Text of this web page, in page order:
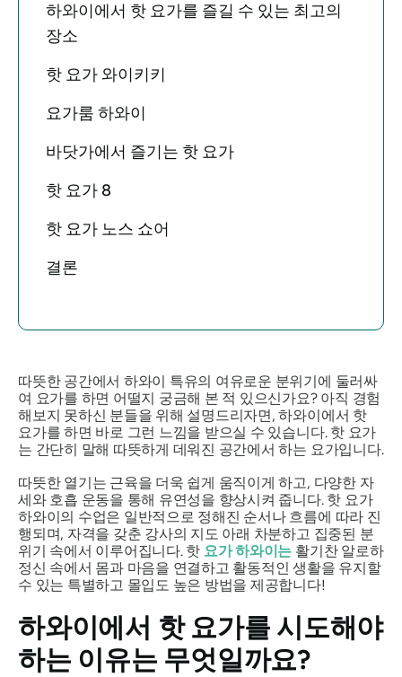
하와이에서 핫 요가를 즐길 수 있는 최고의
장소
핫 요가 와이키키
요가룸 하와이
바닷가에서 즐기는 핫 요가
핫 요가 8
핫 요가 노스 쇼어
결론
따뜻한 공간에서 하와이 특유의 여유로운 분위기에 둘러싸
여 요가를 하면 어떨지 궁금해 본 적 있으신가요? 아직 경험
해보지 못하신 분들을 위해 설명드리자면, 하와이에서 핫
요가를 하면 바로 그런 느낌을 받으실 수 있습니다. 핫 요가
는 간단히 말해 따뜻하게 데워진 공간에서 하는 요가입니다.
따뜻한 열기는 근육을 더욱 쉽게 움직이게 하고, 다양한 자
세와 호흡 운동을 통해 유연성을 향상시켜 줍니다. 핫 요가
하와이의 수업은 일반적으로 정해진 순서나 흐름에 따라 진
행되며, 자격을 갖춘 강사의 지도 아래 차분하고 집중된 분
위기 속에서 이루어집니다. 핫 요가 하와이는 활기찬 알로하
정신 속에서 몸과 마음을 연결하고 활동적인 생활을 유지할
수 있는 특별하고 몰입도 높은 방법을 제공합니다!
하와이에서 핫 요가를 시도해야
하는 이유는 무엇일까요?